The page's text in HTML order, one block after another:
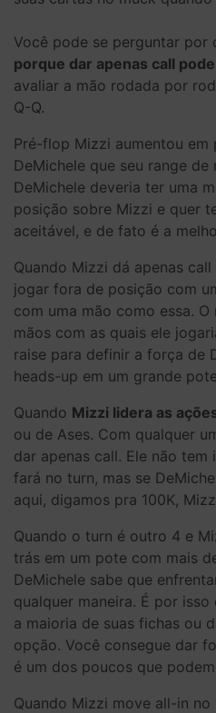
Você pode se perguntar por
porque dar apenas call
avaliar a mão rodada por
Q-Q.
Pré-flop Mizzi aumentou em
DeMichele que seu range
DeMichele deveria ter uma
posição sobre Mizzi e quer
aceitável, e de fato é a
Quando Mizzi dá apenas
jogar fora de posição com
com uma mão como essa.
mãos com as quais ele
raise para definir a força de
heads-up em um grande
Quando Mizzi lidera as
ou de Ases. Com qualquer
dar apenas call. Ele não
fará no turn, mas se
aqui, digamos pra 100K,
Quando o turn é outro 4 e
trás em um pote com mais
DeMichele sabe que
qualquer maneira. É por
a maioria de suas fichas ou
opção. Você consegue dar
é um dos poucos que
Quando Mizzi move all-in